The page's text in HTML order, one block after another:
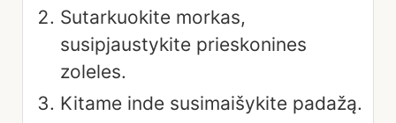
Sutarkuokite morkas,
susipjaustykite prieskonines
zoleles.
Kitame inde susimaišykite padažą.